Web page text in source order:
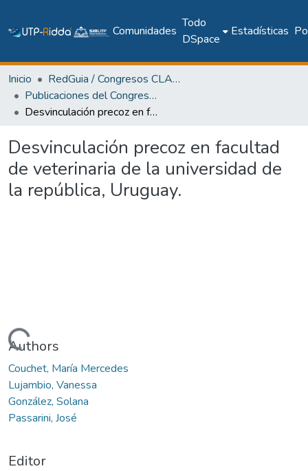
Comunidades
Todo
DSpace
Estadísticas
Inicio
RedGuia / Congresos CLABES
Publicaciones del Congreso Internacional CLABES
Desvinculación precoz en facultad de veterinaria de la universidad de la república, Uruguay.
Desvinculación precoz en facultad
de veterinaria de la universidad de
la república, Uruguay.
Cargando...
Authors
Couchet, María Mercedes
Lujambio, Vanessa
González, Solana
Passarini, José
Editor